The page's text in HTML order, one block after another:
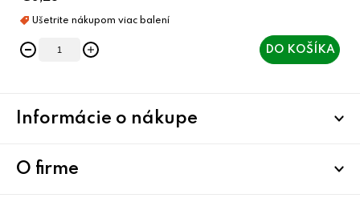
DO KOŠÍKA
Informácie o nákupe
O firme